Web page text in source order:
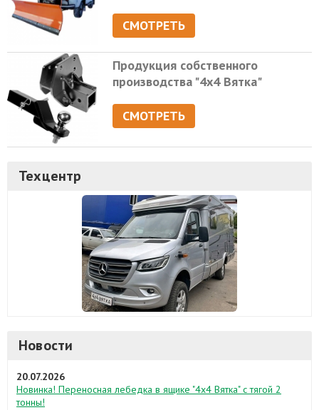
СМОТРЕТЬ
Продукция собственного
производства "4х4 Вятка"
СМОТРЕТЬ
Техцентр
Новости
20.07.2026
Новинка! Переносная лебедка в ящике "4х4 Вятка" с тягой 2
тонны!